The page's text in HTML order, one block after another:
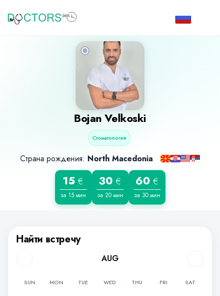
Bojan Velkoski
Стоматология
Страна рождения: North Macedonia
15 €
за 15 мин
30 €
за 20 мин
60 €
за 30 мин
Найти встречу
AUG
SUN MON TUE WED THU FRI SAT